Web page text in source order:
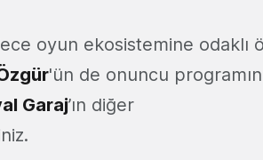
oyun ekosistemine odaklı
'ün de onuncu
Garaj’ın diğer